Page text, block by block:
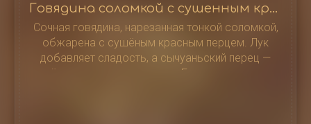
Говядина соломкой с сушенным красным перцем / 干媥牛肉丝
Сочная говядина, нарезанная тонкой соломкой,
обжарена с сушёным красным перцем. Лук
добавляет сладость, а сычуаньский перец —
лёгкую остроту и аромат. Блюдо сочетает